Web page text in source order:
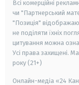
Всі комерційні
чи "Партнерський
"Позиція"
не поділяти їхніх
цитування можна
Усі права захищені.
року (21+)
Онлайн-медіа «24